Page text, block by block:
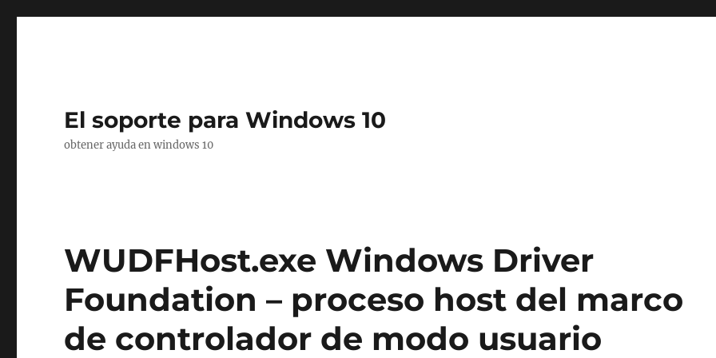
El soporte para Windows 10
obtener ayuda en windows 10
WUDFHost.exe Windows Driver
Foundation – proceso host del marco
de controlador de modo usuario